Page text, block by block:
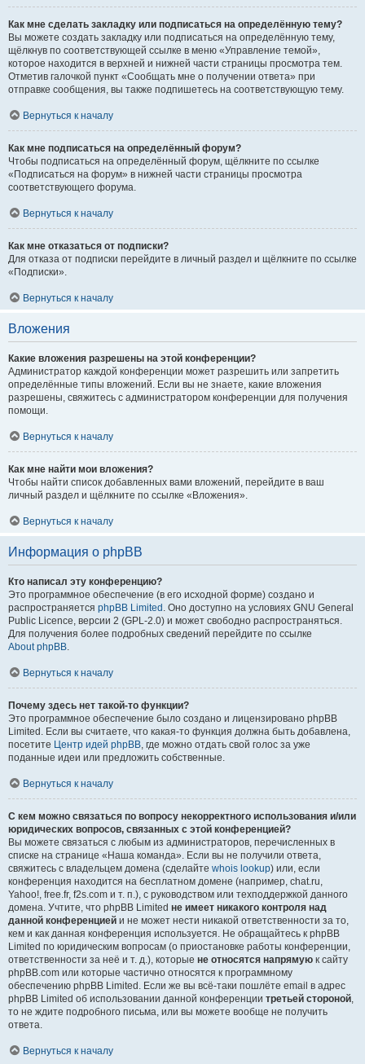
Как мне сделать закладку или подписаться на определённую тему?
Вы можете создать закладку или подписаться на определённую тему,
щёлкнув по соответствующей ссылке в меню «Управление темой»,
которое находится в верхней и нижней части страницы просмотра тем.
Отметив галочкой пункт «Сообщать мне о получении ответа» при
отправке сообщения, вы также подпишетесь на соответствующую тему.
Вернуться к началу
Как мне подписаться на определённый форум?
Чтобы подписаться на определённый форум, щёлкните по ссылке
«Подписаться на форум» в нижней части страницы просмотра
соответствующего форума.
Вернуться к началу
Как мне отказаться от подписки?
Для отказа от подписки перейдите в личный раздел и щёлкните по ссылке
«Подписки».
Вернуться к началу
Вложения
Какие вложения разрешены на этой конференции?
Администратор каждой конференции может разрешить или запретить
определённые типы вложений. Если вы не знаете, какие вложения
разрешены, свяжитесь с администратором конференции для получения
помощи.
Вернуться к началу
Как мне найти мои вложения?
Чтобы найти список добавленных вами вложений, перейдите в ваш
личный раздел и щёлкните по ссылке «Вложения».
Вернуться к началу
Информация о phpBB
Кто написал эту конференцию?
Это программное обеспечение (в его исходной форме) создано и
распространяется phpBB Limited . Оно доступно на условиях GNU General
Public Licence, версии 2 (GPL-2.0) и может свободно распространяться.
Для получения более подробных сведений перейдите по ссылке
About phpBB.
Вернуться к началу
Почему здесь нет такой-то функции?
Это программное обеспечение было создано и лицензировано phpBB
Limited. Если вы считаете, что какая-то функция должна быть добавлена,
посетите Центр идей phpBB, где можно отдать свой голос за уже
поданные идеи или предложить собственные.
Вернуться к началу
С кем можно связаться по вопросу некорректного использования и/или
юридических вопросов, связанных с этой конференцией?
Вы можете связаться с любым из администраторов, перечисленных в
списке на странице «Наша команда». Если вы не получили ответа,
свяжитесь с владельцем домена (сделайте whois lookup) или, если
конференция находится на бесплатном домене (например, chat.ru,
Yahoo!, free.fr, f2s.com и т. п.), с руководством или техподдержкой данного
домена. Учтите, что phpBB Limited не имеет никакого контроля над
данной конференцией и не может нести никакой ответственности за то,
кем и как данная конференция используется. Не обращайтесь к phpBB
Limited по юридическим вопросам (о приостановке работы конференции,
ответственности за неё и т. д.), которые не относятся напрямую к сайту
phpBB.com или которые частично относятся к программному
обеспечению phpBB Limited. Если же вы всё-таки пошлёте email в адрес
phpBB Limited об использовании данной конференции третьей стороной,
то не ждите подробного письма, или вы можете вообще не получить
ответа.
Вернуться к началу